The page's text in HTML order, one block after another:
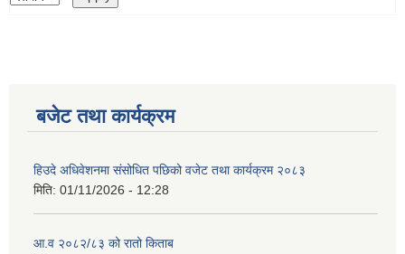
बजेट तथा कार्यक्रम
हिउदे अधिवेशनमा संसोधित पछिको वजेट तथा कार्यक्रम २०८३
मिति: 01/11/2026 - 12:28
आ.व २०८२/८३ को रातो किताब